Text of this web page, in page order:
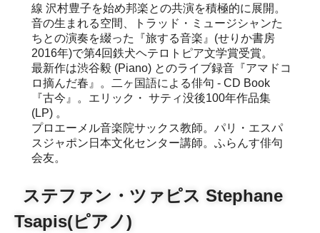
線 沢村豊子を始め邦楽との共演を積極的に展開。
音の生まれる空間、トラッド・ミュージシャンた
ちとの演奏を綴った『旅する音楽』(せりか書房
2016年)で第4回鉄犬ヘテロトピア文学賞受賞。
最新作は渋谷毅 (Piano) とのライブ録音『アマドコ
ロ摘んだ春』。二ヶ国語による俳句 - CD Book
『古今』。エリック・ サティ没後100年作品集
(LP) 。
プロエーメル音楽院サックス教師。パリ・エスパ
スジャポン日本文化センター講師。ふらんす俳句
会友。
ステファン・ツァピス Stephane
Tsapis(ピアノ)